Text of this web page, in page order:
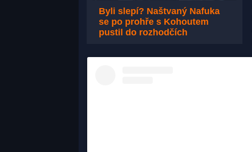
Byli slepí? Naštvaný Nafuka
se po prohře s Kohoutem
pustil do rozhodčích